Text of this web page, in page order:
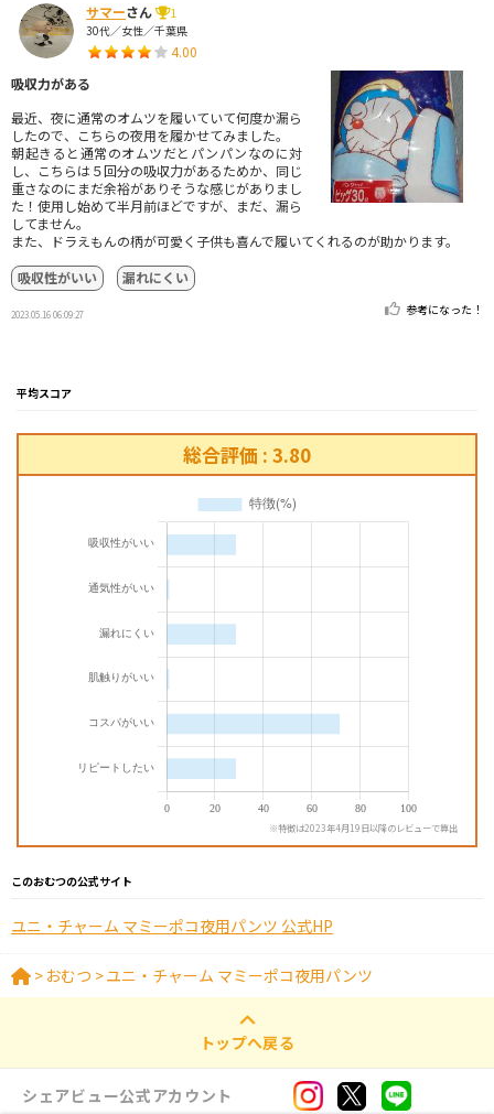
サマーさん
1
30代／女性／千葉県
4.00
吸収力がある
最近、夜に通常のオムツを履いていて何度か漏ら
したので、こちらの夜用を履かせてみました。
朝起きると通常のオムツだとパンパンなのに対
し、こちらは５回分の吸収力があるためか、同じ
重さなのにまだ余裕がありそうな感じがありまし
た！使用し始めて半月前ほどですが、まだ、漏ら
してません。
また、ドラえもんの柄が可愛く子供も喜んで履いてくれるのが助かります。
吸収性がいい
漏れにくい
2023.05.16 06:09:27 参考になった！
平均スコア
総合評価 : 3.80
※特徴は2023年4月19日以降のレビューで算出
このおむつの公式サイト
ユニ・チャーム マミーポコ夜用パンツ 公式HP
> おむつ >ユニ・チャーム マミーポコ夜用パンツ
トップへ戻る
シェアビュー公式アカウント